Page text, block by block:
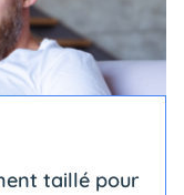
taillé pour